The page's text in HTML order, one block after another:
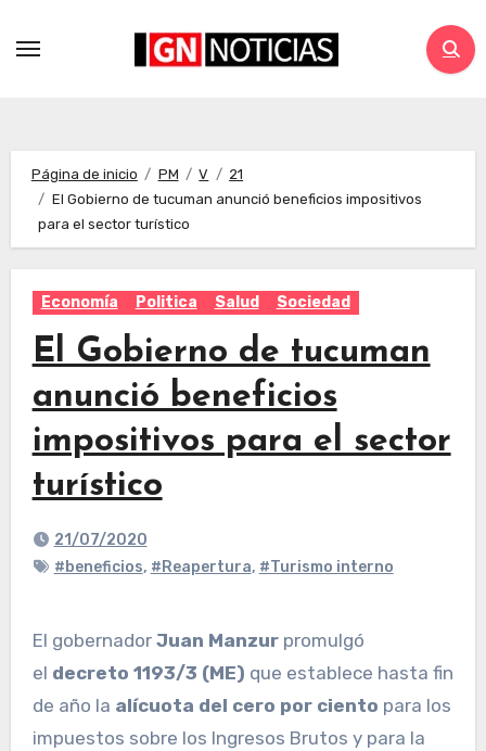
Página de inicio PM V
21
El Gobierno de tucuman anunció beneficios impositivos
para el sector turístico
Economía Politica Salud Sociedad
El Gobierno de tucuman
anunció beneficios
impositivos para el sector
turístico
21/07/2020
#beneficios, #Reapertura, #Turismo interno
El gobernador Juan Manzurpromulgó
el decreto 1193/3 (ME) que establece hasta fin
de año la alícuota del cero por ciento para los
impuestos sobre los Ingresos Brutos y para la